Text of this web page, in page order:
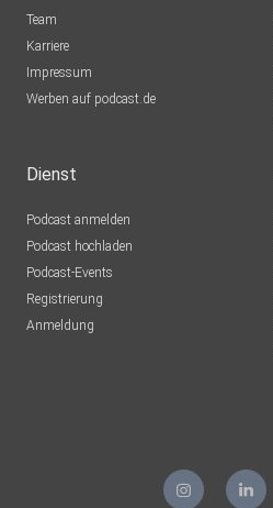
Team
Karriere
Impressum
Werben auf podcast.de
Dienst
Podcast anmelden
Podcast hochladen
Podcast-Events
Registrierung
Anmeldung